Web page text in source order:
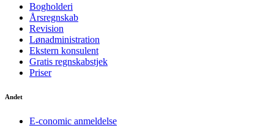
Bogholderi
Årsregnskab
Revision
Lønadministration
Ekstern konsulent
Gratis regnskabstjek
Priser
Andet
E-conomic anmeldelse